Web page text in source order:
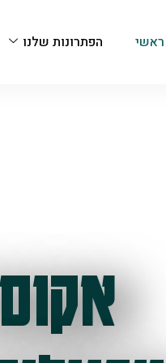
ראשי הפתרונות שלנו